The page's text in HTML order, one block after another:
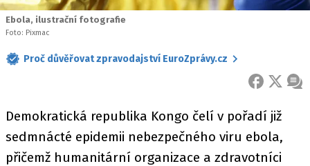
Ebola, ilustrační fotografie
Foto: Pixmac
Proč důvěřovat zpravodajství EuroZprávy.cz
FACEBOOK
X
Demokratická republika Kongo čelí v pořadí již
sedmnácté epidemii nebezpečného viru ebola,
přičemž humanitární organizace a zdravotníci